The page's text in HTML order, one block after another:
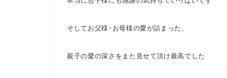
そしてお父様･お母様の愛が詰まった、
親子の愛の深さをまた見せて頂け最高でした